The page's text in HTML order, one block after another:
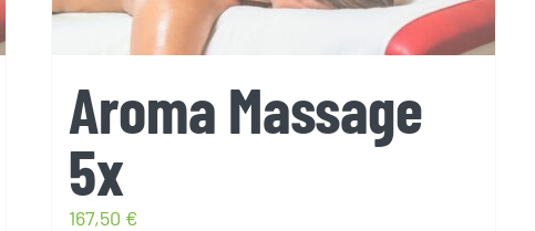
Aroma Massage
5x
167,50 €